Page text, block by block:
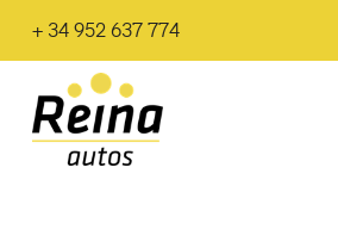
+ 34 952 637 774